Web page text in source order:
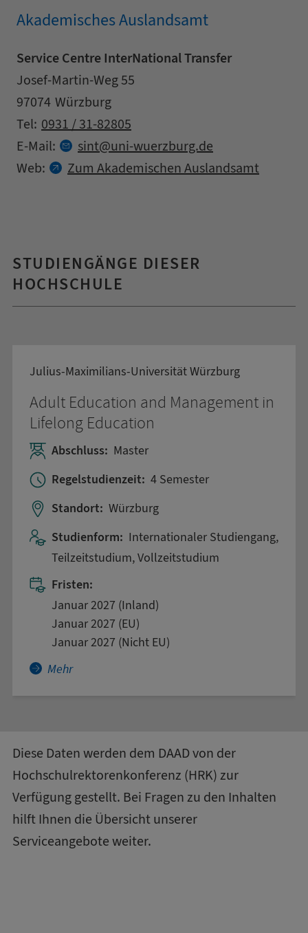
Akademisches Auslandsamt
Service Centre InterNational Transfer
Adresse
Straße
Josef-Martin-Weg 55
Postleitzahl
97074
Stadt Würzburg
Kontaktdaten
Tel: 0931 / 31-82805
E-Mail:
sint at
uni-wuerzburg.de
Web:
Zum Akademischen Auslandsamt
STUDIENGÄNGE DIESER
HOCHSCHULE
Julius-Maximilians-Universität Würzburg
Adult Education and Management in
Lifelong Education
Abschluss: Master
Regelstudienzeit: 4 Semester
Standort: Würzburg
Studienform: Internationaler Studiengang,
Teilzeitstudium, Vollzeitstudium
Fristen:
Januar 2027 (Inland)
Januar 2027 (EU)
Januar 2027 (Nicht EU)
MehrMehr über Adult Education and Management
Diese Daten werden dem DAAD von der
Hochschulrektorenkonferenz (HRK) zur
Verfügung gestellt. Bei Fragen zu den Inhalten
hilft Ihnen die Übersicht unserer
Serviceangebote weiter.